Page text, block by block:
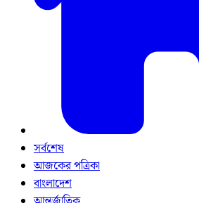
সর্বশেষ
আজকের পত্রিকা
বাংলাদেশ